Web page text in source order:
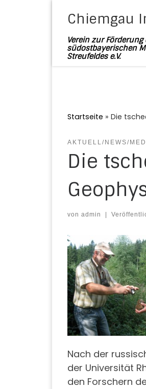
Zum Inhalt springenChiemgau
Verein zur
südostbayerischen
Streufeldes e.V.
Startseite » Die
AKTUELL/NEWS/
Die
von admin
Nach der
der Universität
den Forschern